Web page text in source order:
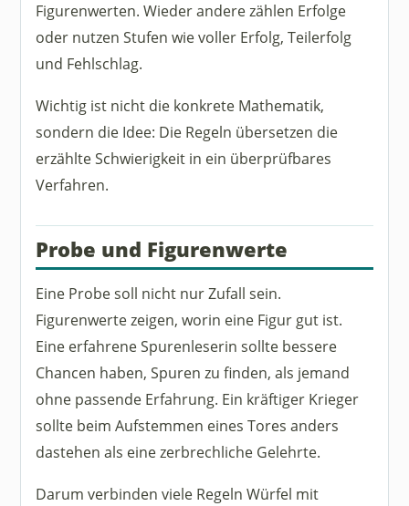
Figurenwerten. Wieder andere zählen Erfolge
oder nutzen Stufen wie voller Erfolg, Teilerfolg
und Fehlschlag.
Wichtig ist nicht die konkrete Mathematik,
sondern die Idee: Die Regeln übersetzen die
erzählte Schwierigkeit in ein überprüfbares
Verfahren.
Probe und Figurenwerte
Eine Probe soll nicht nur Zufall sein.
Figurenwerte zeigen, worin eine Figur gut ist.
Eine erfahrene Spurenleserin sollte bessere
Chancen haben, Spuren zu finden, als jemand
ohne passende Erfahrung. Ein kräftiger Krieger
sollte beim Aufstemmen eines Tores anders
dastehen als eine zerbrechliche Gelehrte.
Darum verbinden viele Regeln Würfel mit